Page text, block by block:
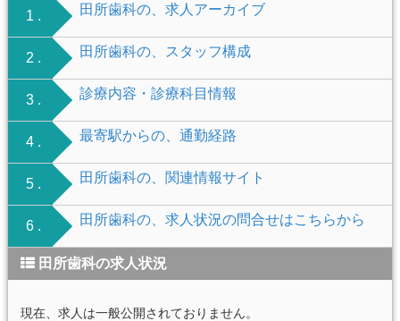
1 . 田所歯科の、求人アーカイブ
2 . 田所歯科の、スタッフ構成
3 . 診療内容・診療科目情報
4 . 最寄駅からの、通勤経路
5 . 田所歯科の、関連情報サイト
6 . 田所歯科の、求人状況の問合せはこちらから
田所歯科の求人状況
現在、求人は一般公開されておりません。